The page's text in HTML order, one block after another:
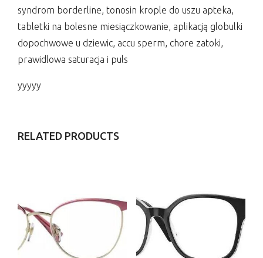
syndrom borderline, tonosin krople do uszu apteka,
tabletki na bolesne miesiączkowanie, aplikacją globulki
dopochwowe u dziewic, accu sperm, chore zatoki,
prawidlowa saturacja i puls
yyyyy
RELATED PRODUCTS